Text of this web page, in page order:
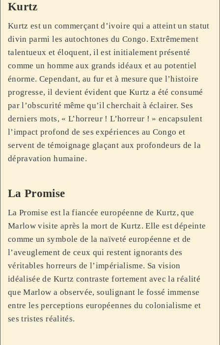
Kurtz
Kurtz est un commerçant d’ivoire qui a atteint un statut
divin parmi les autochtones du Congo. Extrêmement
talentueux et éloquent, il est initialement présenté
comme un homme aux grands idéaux et au potentiel
énorme. Cependant, au fur et à mesure que l’histoire
progresse, il devient évident que Kurtz a été consumé
par l’obscurité même qu’il cherchait à éclairer. Ses
derniers mots, « L’horreur ! L’horreur ! » encapsulent
l’impact profond de ses expériences au Congo et
servent de témoignage glaçant aux profondeurs de la
dépravation humaine.
La Promise
La Promise est la fiancée européenne de Kurtz, que
Marlow visite après la mort de Kurtz. Elle est dépeinte
comme un symbole de la naïveté européenne et de
l’aveuglement de ceux qui restent ignorants des
véritables horreurs de l’impérialisme. Sa vision
idéalisée de Kurtz contraste fortement avec la réalité
que Marlow a observée, soulignant le fossé immense
entre les perceptions européennes du colonialisme et
ses tristes réalités.